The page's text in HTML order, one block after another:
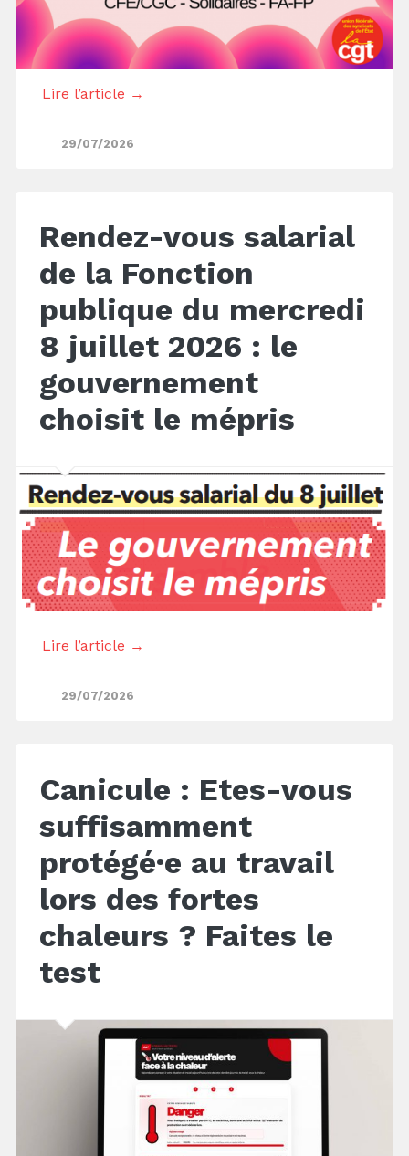
Lire l’article →
29/07/2026
Rendez-vous salarial
de la Fonction
publique du mercredi
8 juillet 2026 : le
gouvernement
choisit le mépris
Lire l’article →
29/07/2026
Canicule : Etes-vous
suffisamment
protégé·e au travail
lors des fortes
chaleurs ? Faites le
test